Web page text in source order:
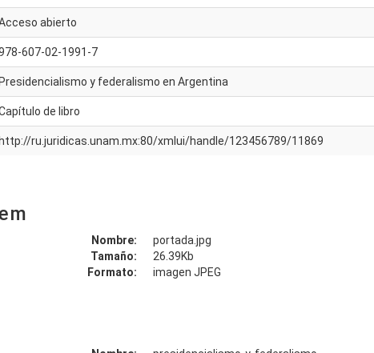
abierto
607-02-1991-7
Presidencialismo y federalismo en Argentina
de libro
http://ru.juridicas.unam.mx:80/xmlui/handle/123456789/11869
Nombre:
portada.jpg
Tamaño:
26.39Kb
Formato:
imagen JPEG